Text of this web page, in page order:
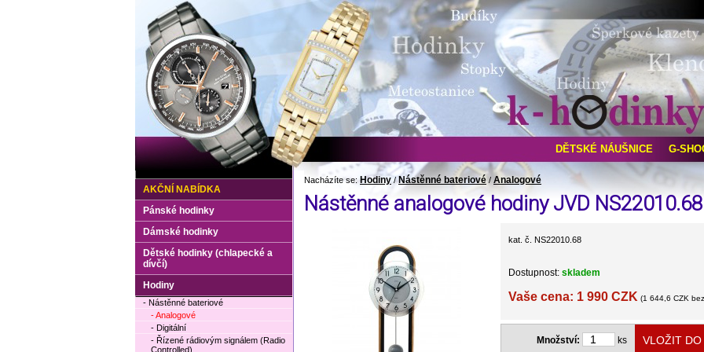
Nacházíte se: Hodiny / Nástěnné bateriové / Analogové
Nástěnné analogové hodiny JVD NS22010.68
kat. č. NS22010.68
Dostupnost: skladem
Vaše cena: 1 990 CZK (1 644,6 CZK
Množství: ks
AKČNÍ NABÍDKA
Pánské hodinky
Dámské hodinky
Dětské hodinky (chlapecké a
dívčí)
Hodiny
- Nástěnné bateriové
- Analogové
- Digitální
- Řízené rádiovým signálem (Radio
Controlled)
DĚTSKÉ NÁUŠNICE G-